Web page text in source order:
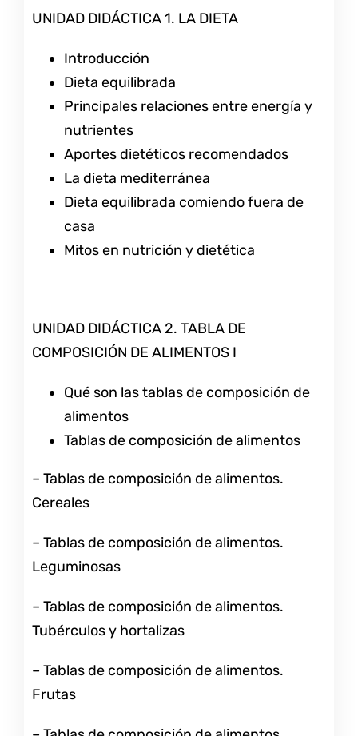
UNIDAD DIDÁCTICA 1. LA DIETA
Introducción
Dieta equilibrada
Principales relaciones entre energía y
nutrientes
Aportes dietéticos recomendados
La dieta mediterránea
Dieta equilibrada comiendo fuera de
casa
Mitos en nutrición y dietética
UNIDAD DIDÁCTICA 2. TABLA DE
COMPOSICIÓN DE ALIMENTOS I
Qué son las tablas de composición de
alimentos
Tablas de composición de alimentos
– Tablas de composición de alimentos.
Cereales
– Tablas de composición de alimentos.
Leguminosas
– Tablas de composición de alimentos.
Tubérculos y hortalizas
– Tablas de composición de alimentos.
Frutas